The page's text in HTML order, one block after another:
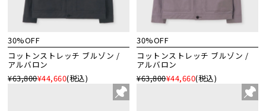
30%OFF
コットンストレッチ ブルゾン /
アルバロン
¥63,800¥44,660(税込)
30%OFF
コットンストレッチ ブルゾン /
アルバロン
¥63,800¥44,660(税込)